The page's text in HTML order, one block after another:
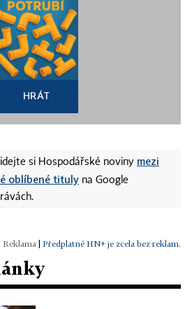
HRÁT
si Hospodářské noviny mezi
oblíbené tituly na Google
Předplatné HN+ je zcela bez reklam.